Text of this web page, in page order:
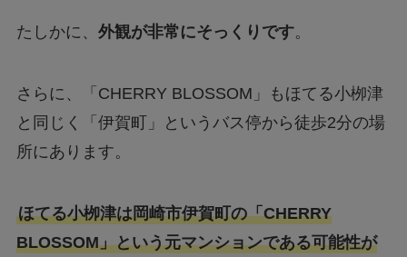
たしかに、 外観が非常にそっくりです。
さらに、「CHERRY BLOSSOM」もほてる小栁津
と同じく「伊賀町」というバス停から徒歩2分の場
所にあります。
ほてる小栁津は岡崎市伊賀町の「CHERRY
BLOSSOM」という元マンションである可能性が